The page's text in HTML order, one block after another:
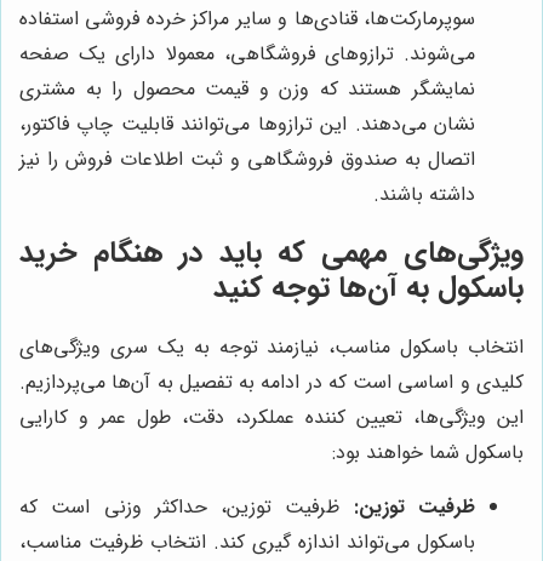
سوپرمارکت‌ها، قنادی‌ها و سایر مراکز خرده فروشی استفاده
می‌شوند. ترازوهای فروشگاهی، معمولا دارای یک صفحه
نمایشگر هستند که وزن و قیمت محصول را به مشتری
نشان می‌دهند. این ترازوها می‌توانند قابلیت چاپ فاکتور،
اتصال به صندوق فروشگاهی و ثبت اطلاعات فروش را نیز
داشته باشند.
ویژگی‌های مهمی که باید در هنگام خرید
باسکول به آن‌ها توجه کنید
انتخاب باسکول مناسب، نیازمند توجه به یک سری ویژگی‌های
کلیدی و اساسی است که در ادامه به تفصیل به آن‌ها می‌پردازیم.
این ویژگی‌ها، تعیین کننده عملکرد، دقت، طول عمر و کارایی
باسکول شما خواهند بود:
ظرفیت توزین: ظرفیت توزین، حداکثر وزنی است که
باسکول می‌تواند اندازه گیری کند. انتخاب ظرفیت مناسب،